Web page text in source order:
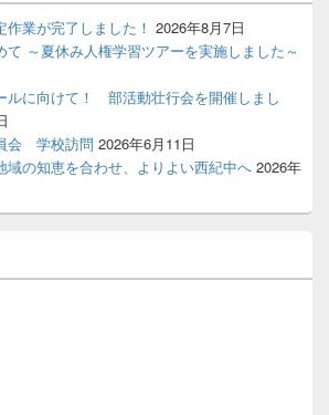
業が完了しました！ 2026年8月7日
て ～夏休み人権学習ツアーを実施しました～
ルに向けて！ 部活動壮行会を開催しまし
会 学校訪問 2026年6月11日
域の知恵を合わせ、よりよい西紀中へ 2026年